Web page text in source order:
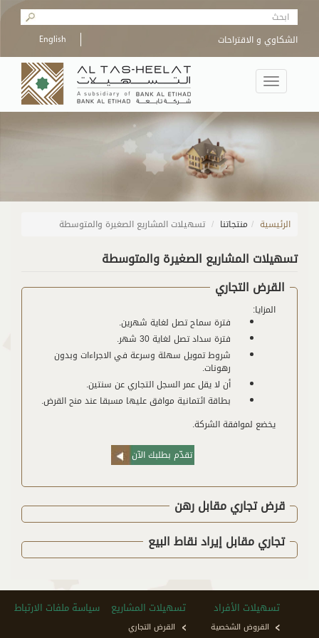
Skip to main content
Search form
English الشكاوي و الاقتراحات
Toggle
navigation
الرئيسية / منتجاتنا تسهيلات المشاريع الصغيرة والمتوسطة
تسهيلات المشاريع الصغيرة والمتوسطة
القرض التجاري
المزايا:
فترة سماح تصل لغاية شهرين.
فترة سداد تصل لغاية 30 شهر.
شروط تمويل سهلة وسرعة في الاجراءات وبدون
رهونات.
أن لا يقل عمر السجل التجاري عن سنتين.
بطاقة ائتمانية موافق عليها مسبقا عند منح القرض.
يخضع لموافقة الشركة.
تقدّم بطلبك الآن
قرض تجاري مقابل رهن
تجاري مقابل إيراد نقاط البيع
تسهيلات الأفراد
القروض الشخصية
تسهيلات المشاريع
القرض التجاري
سياسة ملفات الارتباط